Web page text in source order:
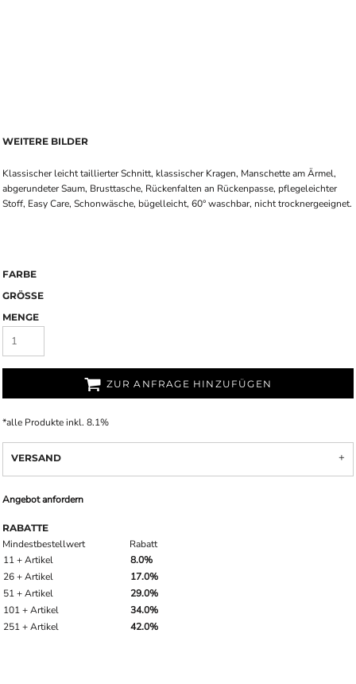
WEITERE BILDER
Klassischer leicht taillierter Schnitt, klassischer Kragen, Manschette am Ärmel,
abgerundeter Saum, Brusttasche, Rückenfalten an Rückenpasse, pflegeleichter
Stoff, Easy Care, Schonwäsche, bügelleicht, 60° waschbar, nicht trocknergeeignet.
FARBE
GRÖSSE
MENGE
ZUR ANFRAGE HINZUFÜGEN
*alle Produkte inkl. 8.1%
VERSAND
Angebot anfordern
RABATTE
Mindestbestellwert
Rabatt
11 + Artikel
8.0%
26 + Artikel
17.0%
51 + Artikel
29.0%
101 + Artikel
34.0%
251 + Artikel
42.0%